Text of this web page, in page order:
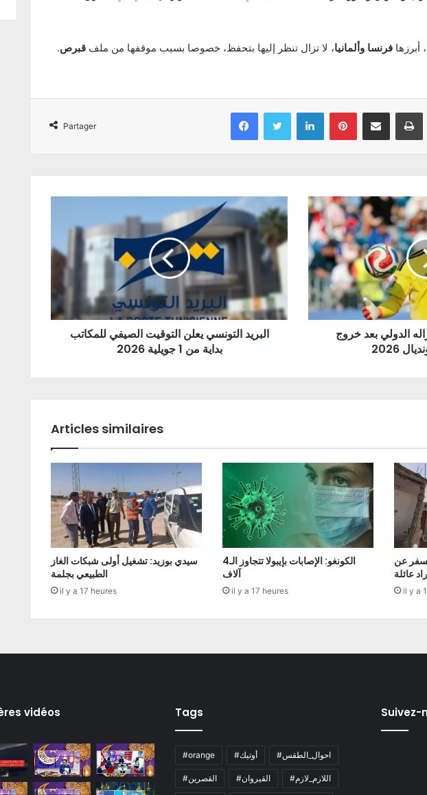
أبرزها فرنسا وألمانيا، لا تزال تنظر إليها بتحفظ، خصوصا بسبب موقفها من ملف قبرص.
Partager
Facebook Twitter Linkedin Pinterest Partager par email Imprimer
البريد التونسي يعلن التوقيت الصيفي للمكاتب
بداية من 1 جويلية 2026
الدولي بعد خروج
2026
Articles similaires
سيدي بوزيد: تشغيل أولى شبكات الغاز
الطبيعي بجلمة
il y a 17 heures
الكونغو: الإصابات بإيبولا تتجاوز الـ4
آلاف
il y a 17 heures
عن
عائلة
il y a
vidéos Tags
#orange #أوتيك #احوال_الطقس
#القصرين #القيروان #اللازم_لازم
Suivez-